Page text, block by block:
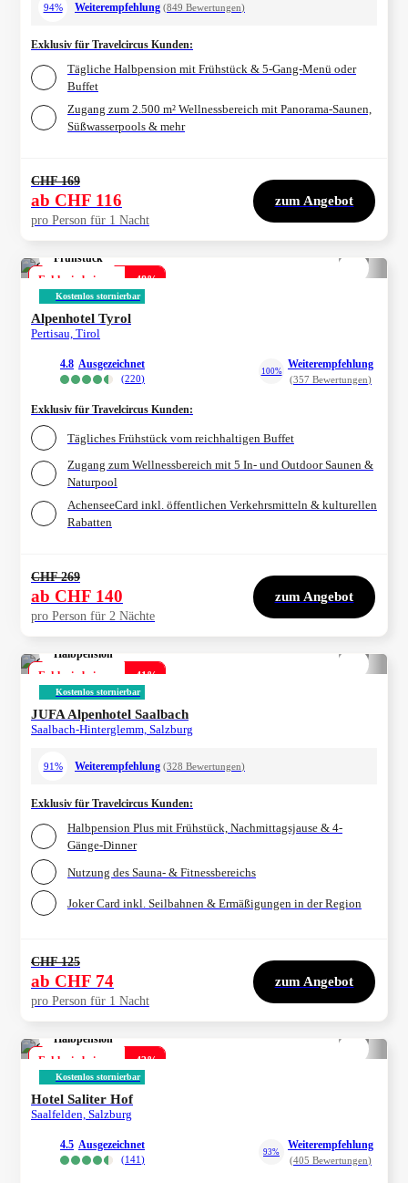
94% Weiterempfehlung (849 Bewertungen)
Exklusiv für Travelcircus Kunden:
Tägliche Halbpension mit Frühstück & 5-Gang-Menü oder
Buffet
Zugang zum 2.500 m² Wellnessbereich mit Panorama-Saunen,
Süßwasserpools & mehr
CHF 169
ab CHF 116
pro Person für 1 Nacht
zum Angebot
Frühstück
Exklusiv bei uns
-48%
Kostenlos stornierbar
Alpenhotel Tyrol
Pertisau, Tirol
4.8 ausgezeichnet
(220)
100%
Weiterempfehlung
(357 Bewertungen)
Exklusiv für Travelcircus Kunden:
Tägliches Frühstück vom reichhaltigen Buffet
Zugang zum Wellnessbereich mit 5 In- und Outdoor Saunen &
Naturpool
AchenseeCard inkl. öffentlichen Verkehrsmitteln & kulturellen
Rabatten
CHF 269
ab CHF 140
pro Person für 2 Nächte
zum Angebot
Halbpension
Exklusiv bei uns
-41%
Kostenlos stornierbar
JUFA Alpenhotel Saalbach
Saalbach-Hinterglemm, Salzburg
91% Weiterempfehlung (328 Bewertungen)
Exklusiv für Travelcircus Kunden:
Halbpension Plus mit Frühstück, Nachmittagsjause & 4-
Gänge-Dinner
Nutzung des Sauna- & Fitnessbereichs
Joker Card inkl. Seilbahnen & Ermäßigungen in der Region
CHF 125
ab CHF 74
pro Person für 1 Nacht
zum Angebot
Halbpension
Exklusiv bei uns
-43%
Kostenlos stornierbar
Hotel Saliter Hof
Saalfelden, Salzburg
4.5 ausgezeichnet
(141)
93%
Weiterempfehlung
(405 Bewertungen)